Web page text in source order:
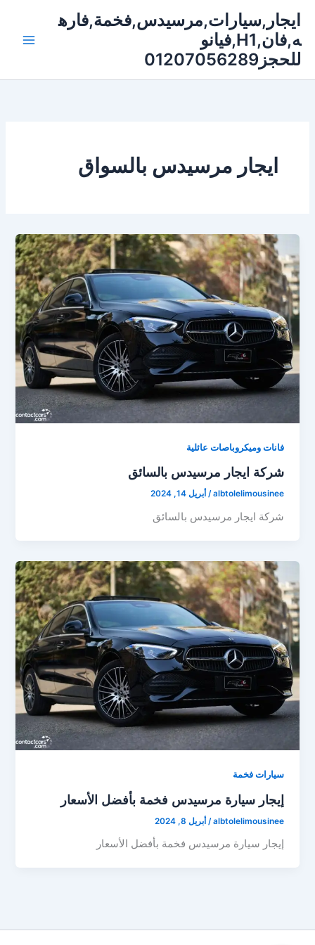
المحتوى
ايجار,سيارات,مرسيدس,فخمة,فاره
ه,فان,H1,فيانو
للحجز01207056289
ايجار مرسيدس بالسواق
فانات وميكروباصات عائلية
شركة ايجار مرسيدس بالسائق
albtolelimousinee
/ أبريل 14, 2024
شركة ايجار مرسيدس بالسائق
سيارات فخمة
إيجار سيارة مرسيدس فخمة بأفضل الأسعار
albtolelimousinee
/أبريل 8, 2024
إيجار سيارة مرسيدس فخمة بأفضل الأسعار